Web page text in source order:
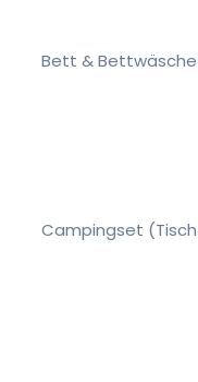
Bett & Bettwäsche
Campingset (Tisch